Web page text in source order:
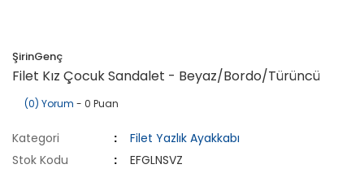
ŞirinGenç
Filet Kız Çocuk Sandalet - Beyaz/Bordo/Türüncü
(0) Yorum - 0 Puan
Kategori
Filet Yazlık Ayakkabı
Stok Kodu
EFGLNSVZ